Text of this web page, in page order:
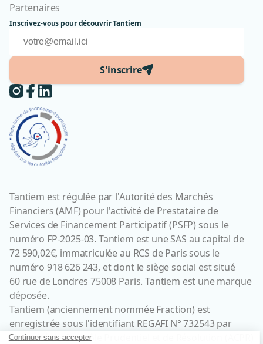
Partenaires
Inscrivez-vous pour découvrir Tantiem
S'inscrire
Tantiem est régulée par l'Autorité des Marchés
Financiers (AMF) pour l'activité de Prestataire de
Services de Financement Participatif (PSFP) sous le
numéro FP-2025-03. Tantiem est une SAS au capital de
72 590,02€, immatriculée au RCS de Paris sous le
numéro 918 626 243, et dont le siège social est situé
60 rue de Londres 75008 Paris. Tantiem est une marque
déposée.
Tantiem (anciennement nommée Fraction) est
enregistrée sous l'identifiant REGAFI N° 732543 par
l’Autorité de Contrôle Prudentiel et de Résolution (ACPR)